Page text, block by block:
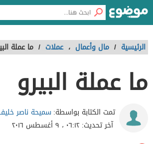
الرئيسية / مال وأعمال ، عملات / ما عملة
ما عملة البيرو
تمت الكتابة بواسطة:سميحة ناصر
آخر تحديث:٠٦:١٢ ، ٩ أغسطس ٢٠١٦